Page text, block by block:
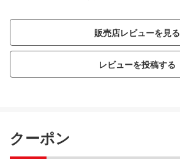
販売店レビューを見る
レビューを投稿する
クーポン